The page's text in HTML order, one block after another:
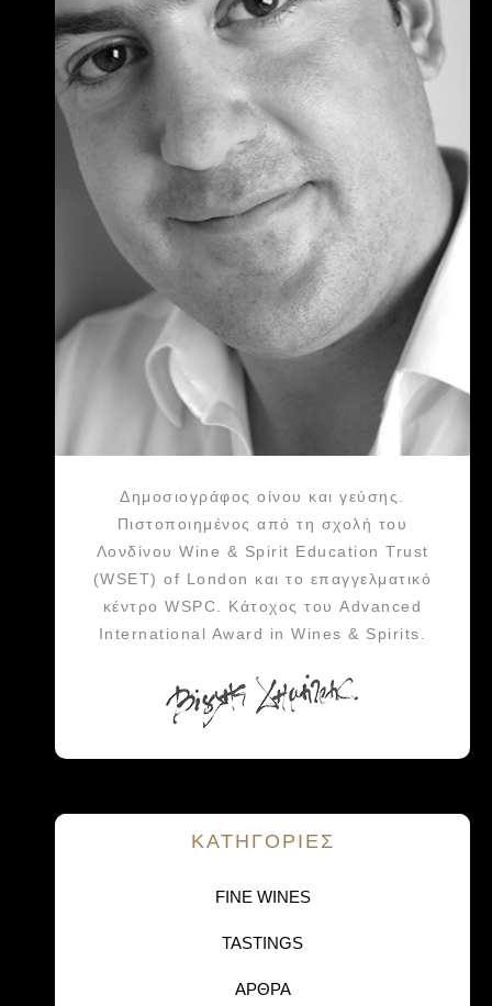
Δημοσιογράφος οίνου και γεύσης.
Πιστοποιημένος από τη σχολή του
Λονδίνου Wine & Spirit Education Trust
(WSET) of London και το επαγγελματικό
κέντρο WSPC. Κάτοχος του Advanced
International Award in Wines & Spirits.
KΑΤΗΓΟΡΙΕΣ
FINE WINES
TASTINGS
ΑΡΘΡΑ